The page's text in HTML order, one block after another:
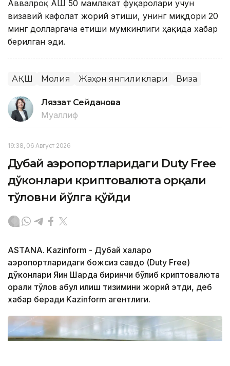
Аввалроқ АҚШ 50 мамлакат фуқаролари учун
визавий кафолат жорий этиши, унинг миқдори 20
минг долларгача етиши мумкинлиги ҳақида хабар
берилган эди.
АҚШ Молия Жаҳон янгиликлари Виза
Ляззат Сейданова
Муаллиф
19:38, 06 Август 2026
Дубай аэропортларидаги Duty Free
дўконлари криптовалюта орқали
тўловни йўлга қўйди
ASTANA. Kazinform - Дубай халқаро
аэропортларидаги божсиз савдо (Duty Free)
дўконлари Яқин Шарқда биринчи бўлиб криптовалюта
орқали тўлов қабул қилиш тизимини жорий этди, деб
хабар беради Kazinform агентлиги.